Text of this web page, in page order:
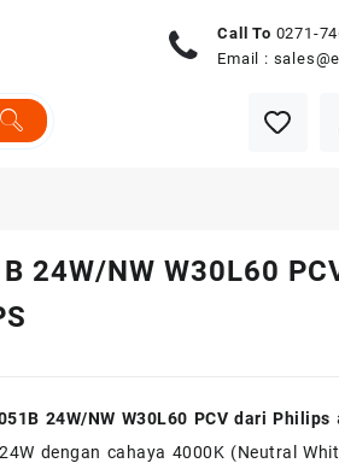
Call To 0271-
Email :
24W/NW W30L60
24W/NW W30L60 PCV dariPhilips
dengan cahaya 4000K (Neutral